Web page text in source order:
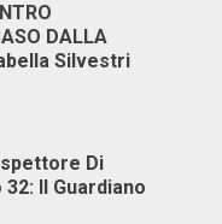
DALLA
Silvestri
Di
Il Guardiano